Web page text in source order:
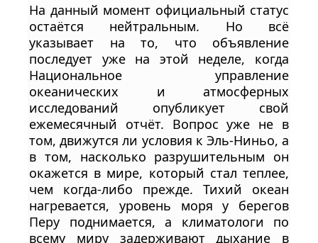
На данный момент официальный статус
остаётся нейтральным. Но всё
указывает на то, что объявление
последует уже на этой неделе, когда
Национальное управление
океанических и атмосферных
исследований опубликует свой
ежемесячный отчёт. Вопрос уже не в
том, движутся ли условия к Эль-Ниньо, а
в том, насколько разрушительным он
окажется в мире, который стал теплее,
чем когда-либо прежде. Тихий океан
нагревается, уровень моря у берегов
Перу поднимается, а климатологи по
всему миру задерживают дыхание в